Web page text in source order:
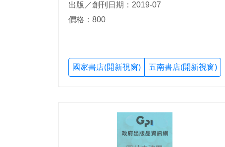
出版／創刊日期：2019-07
價格：800
國家書店(開新視窗) 五南書店(開新視窗)